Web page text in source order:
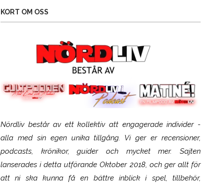
KORT OM OSS
Nördliv består av ett kollektiv att engagerade individer -
alla med sin egen unika tillgång. Vi ger er recensioner,
podcasts, krönikor, guider och mycket mer. Sajten
lanserades i detta utförande Oktober 2018, och ger allt för
att ni ska kunna få en bättre inblick i spel, tillbehör,
SCUF Gaming Omega